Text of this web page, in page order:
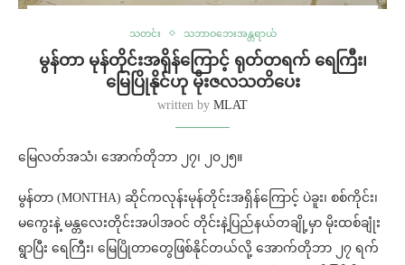
သတင်း သဘာဝဘေးအန္တရာယ်
မွန်တာ မုန်တိုင်းအရှိန်ကြောင့် ရုတ်တရက် ရေကြီး၊
မြေပြိုနိုင်ဟု မိုးဇလသတိပေး
written by MLAT
မြေလတ်အသံ၊ အောက်တိုဘာ ၂၇၊ ၂၀၂၅။
မွန်တာ (MONTHA) ဆိုင်ကလုန်းမုန်တိုင်းအရှိန်ကြောင့် ပဲခူး၊ စစ်ကိုင်း၊
မကွေးနဲ့ မန္တလေးတိုင်းအပါအဝင် တိုင်းနဲ့ပြည်နယ်တချို့မှာ မိုးထစ်ချုံး
ရွာပြီး ရေကြီး၊ မြေပြိုတာတွေဖြစ်နိုင်တယ်လို့ အောက်တိုဘာ ၂၇ ရက်